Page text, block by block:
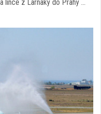
lince z Larnaky do Prahy …